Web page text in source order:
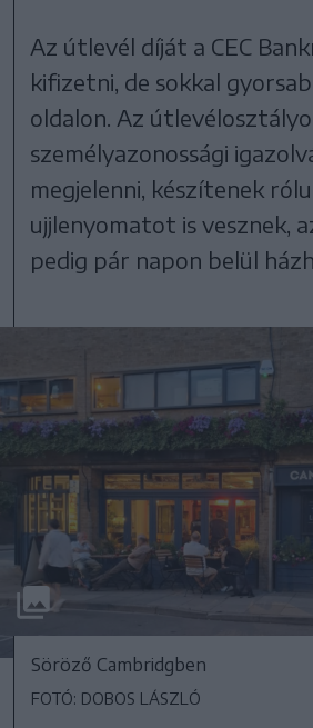
Az útlevél díját a CEC
kifizetni, de sokkal
oldalon. Az
személyazonossági
megjelenni, készítenek
ujjlenyomatot is vesznek,
pedig pár napon belül
Söröző Cambridgben
FOTÓ: DOBOS LÁSZLÓ